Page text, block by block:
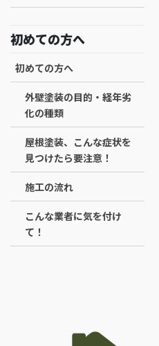
初めての方へ
初めての方へ
外壁塗装の目的・経年劣
化の種類
屋根塗装、こんな症状を
見つけたら要注意！
施工の流れ
こんな業者に気を付け
て！